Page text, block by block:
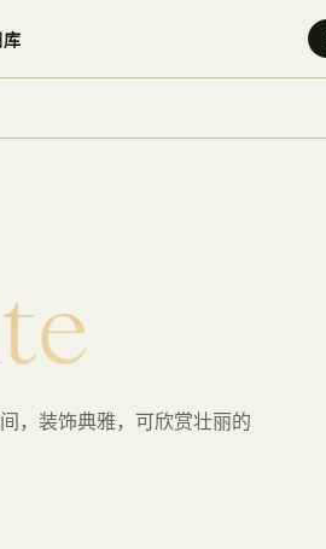
te
，装饰典雅，可欣赏壮丽的